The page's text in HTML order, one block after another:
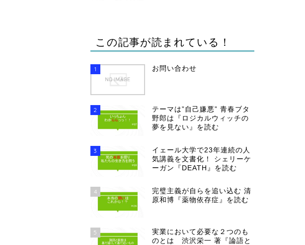
この記事が読まれている！
1 お問い合わせ
2
テーマは”自己嫌悪” 青春ブタ
野郎は『ロジカルウィッチの
夢を見ない』を読む
3
イェール大学で23年連続の人
気講義を文書化！ シェリーケ
ーガン『DEATH』を読む
4
完璧主義が自らを追い込む 清
原和博『薬物依存症』を読む
5
実業において必要な２つのも
のとは 渋沢栄一 著『論語と